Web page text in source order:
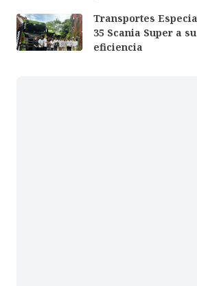
Transportes
35 Scania Super a
eficiencia